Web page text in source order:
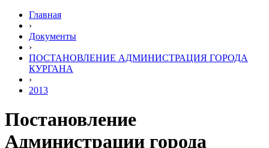
Главная
›
Документы
›
ПОСТАНОВЛЕНИЕ АДМИНИСТРАЦИЯ ГОРОДА
КУРГАНА
›
2013
Постановление
Администрации города